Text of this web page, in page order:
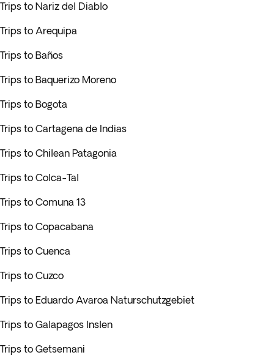
Trips to Nariz del Diablo
Trips to Arequipa
Trips to Baños
Trips to Baquerizo Moreno
Trips to Bogota
Trips to Cartagena de Indias
Trips to Chilean Patagonia
Trips to Colca-Tal
Trips to Comuna 13
Trips to Copacabana
Trips to Cuenca
Trips to Cuzco
Trips to Eduardo Avaroa Naturschutzgebiet
Trips to Galapagos Inslen
Trips to Getsemani